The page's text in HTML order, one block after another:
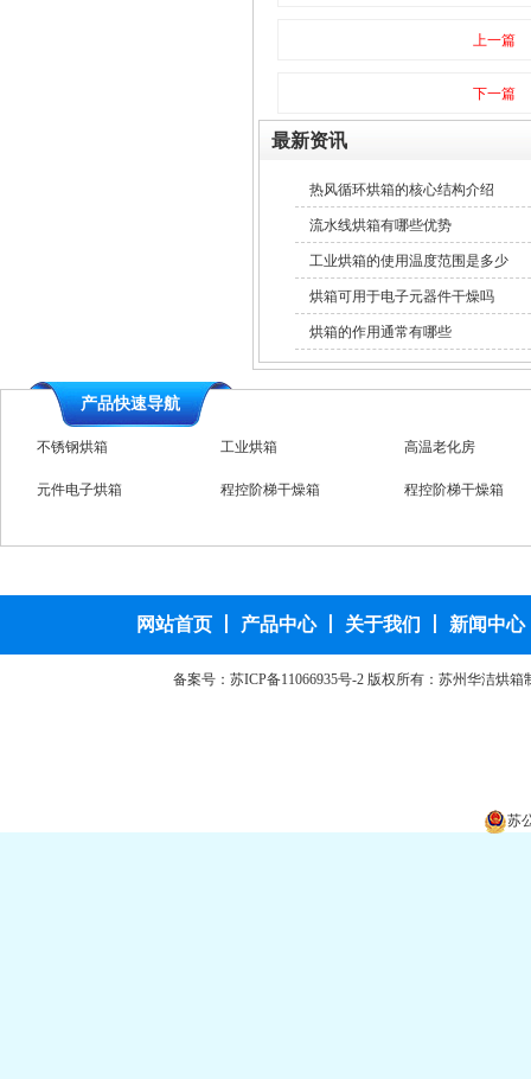
上一篇
下一篇
最新资讯
热风循环烘箱的核心结构介绍
流水线烘箱有哪些优势
工业烘箱的使用温度范围是多少
烘箱可用于电子元器件干燥吗
烘箱的作用通常有哪些
产品快速导航
不锈钢烘箱
元件电子烘箱 程控阶梯干燥箱 程控阶梯干燥箱
高温台车烘箱 特规烘箱 台车防爆烘箱
网站首页 产品中心丨 关于我们 新闻中心
备案号： 苏ICP备11066935号-2版权所有：苏州华洁烘箱
苏